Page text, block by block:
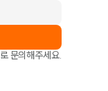
로 문의해주세요.